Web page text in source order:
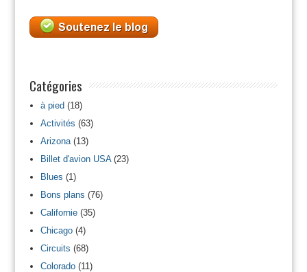
Catégories
à pied(18)
Activités (63)
Arizona(13)
Billet d'avion USA(23)
Blues (1)
Bons plans (76)
Californie(35)
Chicago(4)
Circuits (68)
Colorado(11)